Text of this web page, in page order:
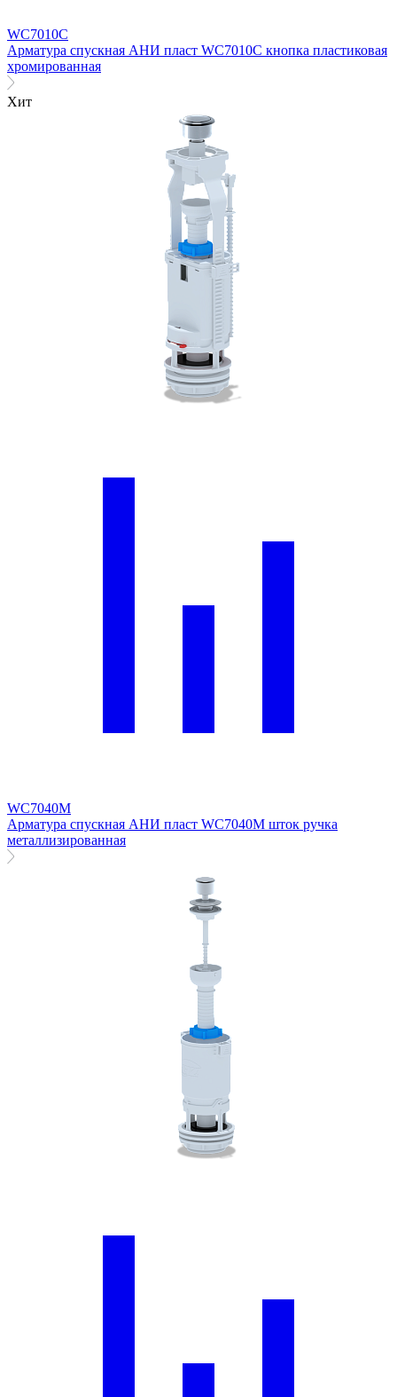
WC7010C
Арматура спускная АНИ пласт WC7010C кнопка пластиковая
хромированная
Хит
WC7040M
Арматура спускная АНИ пласт WC7040M шток ручка
металлизированная